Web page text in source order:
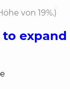
von 19%.)
expand